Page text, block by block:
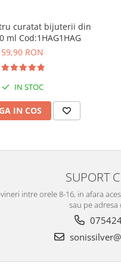
curatat bijuterii din
argint 170 ml Cod:1HAG1HAG
59,90 RON
IN STOC
IN COS
SUPORT
intre orele 8-16, in afara
sau pe adresa